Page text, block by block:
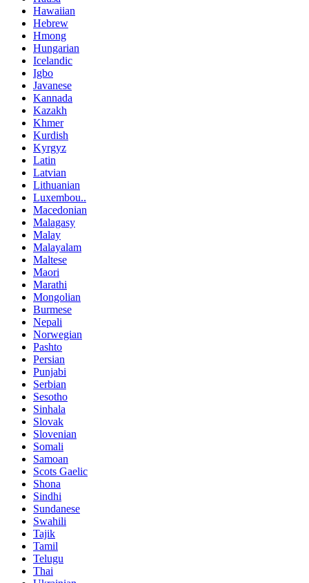
Hawaiian
Hebrew
Hmong
Hungarian
Icelandic
Igbo
Javanese
Kannada
Kazakh
Khmer
Kurdish
Kyrgyz
Latin
Latvian
Lithuanian
Luxembou..
Macedonian
Malagasy
Malay
Malayalam
Maltese
Maori
Marathi
Mongolian
Burmese
Nepali
Norwegian
Pashto
Persian
Punjabi
Serbian
Sesotho
Sinhala
Slovak
Slovenian
Somali
Samoan
Scots Gaelic
Shona
Sindhi
Sundanese
Swahili
Tajik
Tamil
Telugu
Thai